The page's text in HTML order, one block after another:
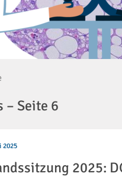
– Seite 6
2025
2025: